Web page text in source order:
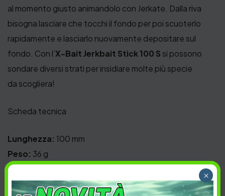
al momento giusto animandolo con Jerkate. Dalla riva
bisogna lasciare che tocchi il fondo per poi scuoterlo
rapidamente e lasciarlo nuovamente depositare sul
fondo. Con l’X-Bait Jerkbait Stick 100 S si possono
sondare diversi strati per insidiare molte più specie
da scogliera!
Scheda tecnica
Lunghezza: 100 mm
Peso: 36 g
Azione:
Gamma di profondità:1 – 2 mt
×